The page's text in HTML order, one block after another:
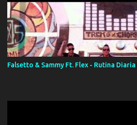
Falsetto & Sammy Ft. Flex - Rutina